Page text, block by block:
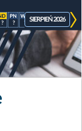
? ? ? ? ? ?
SIERPIEŃ 2026